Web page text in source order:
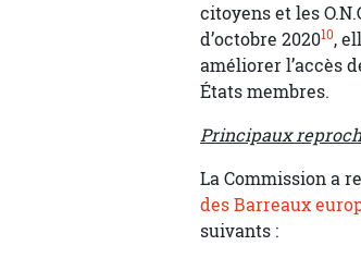
citoyens et les
d’octobre 202010,
améliorer l’accès
États membres.
Principaux
La Commission a
des Barreaux
suivants :